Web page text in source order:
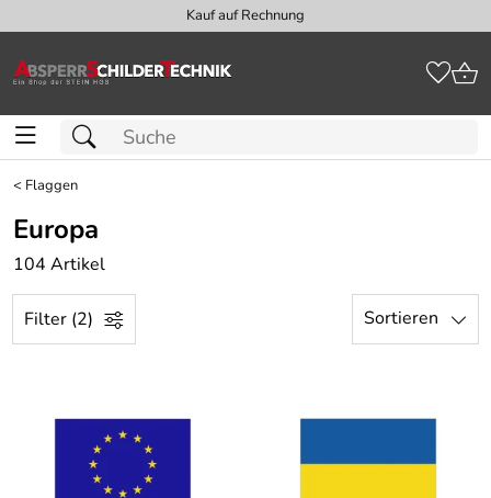
Kauf auf Rechnung
< Flaggen
Europa
104 Artikel
Filter (2) Sortieren